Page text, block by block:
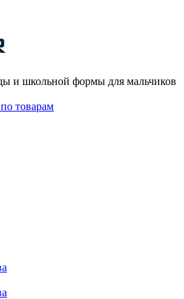
и школьной формы для мальчиков
товарам